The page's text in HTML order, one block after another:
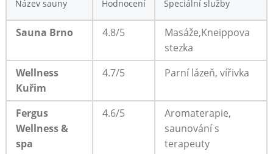
Název sauny Hodnocení Speciální služby
Sauna Brno 4.8/5
Masáže,Kneippova
stezka
Wellness
Kuřim
4.7/5 Parní lázeň, vířivka
Fergus
Wellness &
spa
4.6/5
Aromaterapie,
saunování s
terapeuty